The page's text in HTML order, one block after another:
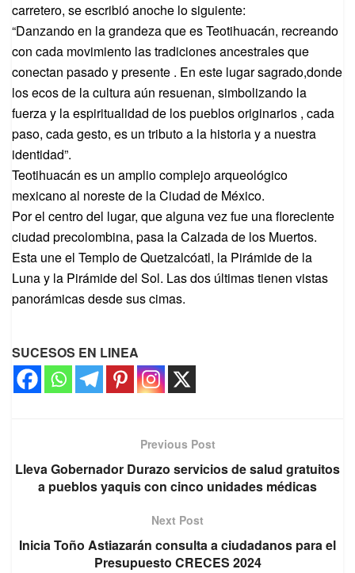
carretero, se escribió anoche lo siguiente:
“Danzando en la grandeza que es Teotihuacán, recreando
con cada movimiento las tradiciones ancestrales que
conectan pasado y presente . En este lugar sagrado,donde
los ecos de la cultura aún resuenan, simbolizando la
fuerza y la espiritualidad de los pueblos originarios , cada
paso, cada gesto, es un tributo a la historia y a nuestra
identidad”.
Teotihuacán es un amplio complejo arqueológico
mexicano al noreste de la Ciudad de México.
Por el centro del lugar, que alguna vez fue una floreciente
ciudad precolombina, pasa la Calzada de los Muertos.
Esta une el Templo de Quetzalcóatl, la Pirámide de la
Luna y la Pirámide del Sol. Las dos últimas tienen vistas
panorámicas desde sus cimas.
SUCESOS EN LINEA
Previous Post
Lleva Gobernador Durazo servicios de salud gratuitos
a pueblos yaquis con cinco unidades médicas
Next Post
Inicia Toño Astiazarán consulta a ciudadanos para el
Presupuesto CRECES 2024